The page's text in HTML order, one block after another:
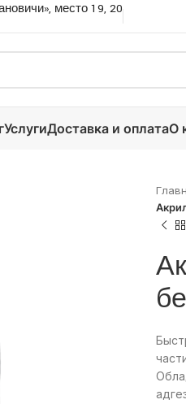
место 19, 20
УслугиДоставка и оплатаО